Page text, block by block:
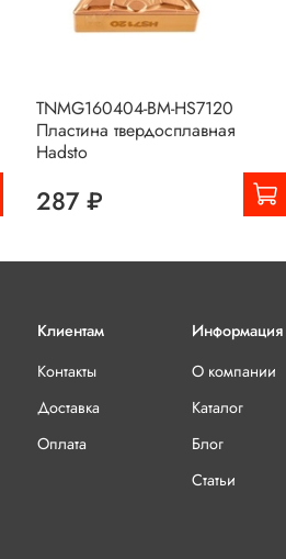
TNMG160404-BM-HS7120
Пластина твердосплавная
Hadsto
287 ₽
Клиентам
Контакты
Доставка
Оплата
Информация
О компании
Каталог
Блог
Статьи